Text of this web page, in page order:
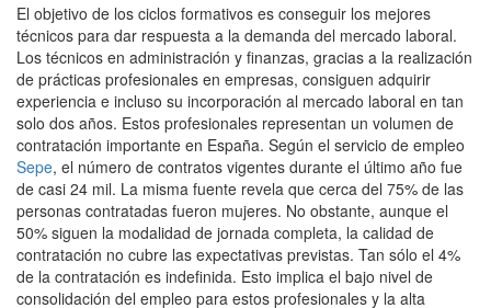
El objetivo de los ciclos formativos es conseguir los mejores
técnicos para dar respuesta a la demanda del mercado laboral.
Los técnicos en administración y finanzas, gracias a la realización
de prácticas profesionales en empresas, consiguen adquirir
experiencia e incluso su incorporación al mercado laboral en tan
solo dos años. Estos profesionales representan un volumen de
contratación importante en España. Según el servicio de empleo
Sepe, el número de contratos vigentes durante el último año fue
de casi 24 mil. La misma fuente revela que cerca del 75% de las
personas contratadas fueron mujeres. No obstante, aunque el
50% siguen la modalidad de jornada completa, la calidad de
contratación no cubre las expectativas previstas. Tan sólo el 4%
de la contratación es indefinida. Esto implica el bajo nivel de
consolidación del empleo para estos profesionales y la alta